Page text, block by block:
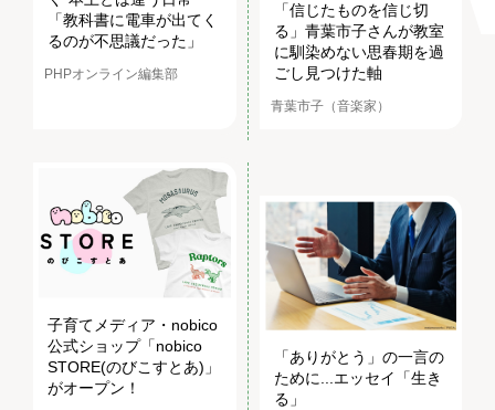
「教科書に電車が出てく
るのが不思議だった」
PHPオンライン編集部
「信じたものを信じ切
る」青葉市子さんが教室
に馴染めない思春期を過
ごし見つけた軸
青葉市子（音楽家）
子育てメディア・nobico
公式ショップ「nobico
STORE(のびこすとあ)」
がオープン！
「ありがとう」の一言の
ために...エッセイ「生き
る」